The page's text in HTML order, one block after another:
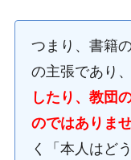
つまり、書籍
の主張であり、
したり、教団
のではありませ
く「本人はど